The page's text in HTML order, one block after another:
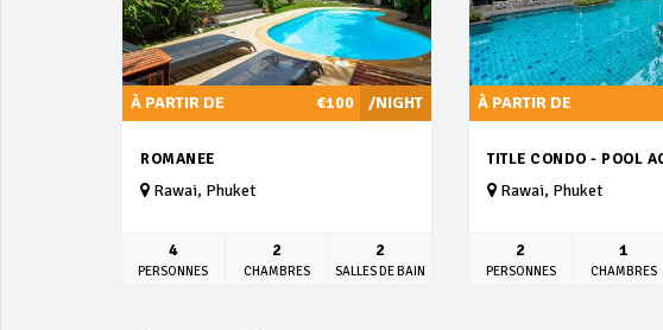
/NIGHT
À PARTIR DE €100
ROMANEE
Rawai, Phuket
4
PERSONNES
2
CHAMBRES
2
SALLES DE BAIN
À PARTIR DE
TITLE CONDO - POOL
Rawai, Phuket
2
PERSONNES
1
CHAMBRES